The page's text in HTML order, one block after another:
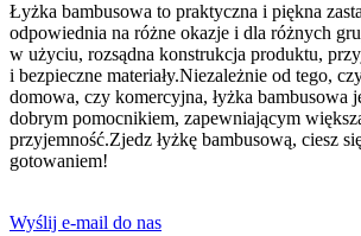
Łyżka bambusowa to praktyczna i piękna
odpowiednia na różne okazje i dla różnych
w użyciu, rozsądna konstrukcja produktu,
i bezpieczne materiały.Niezależnie od tego,
domowa, czy komercyjna, łyżka bambusowa
dobrym pomocnikiem, zapewniającym
przyjemność.Zjedz łyżkę bambusową, ciesz
gotowaniem!
Wyślij e-mail do nas